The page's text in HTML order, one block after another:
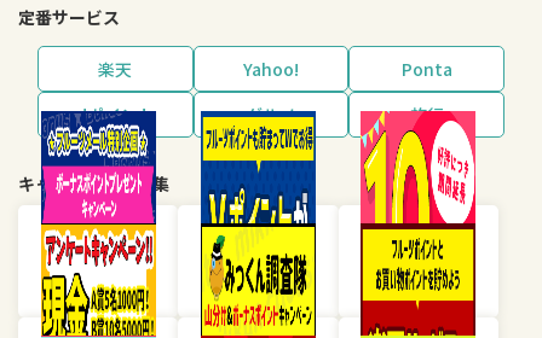
定番サービス
楽天 Yahoo!
Ponta
dポイント
グルメ 旅行
キャンペーン・特集